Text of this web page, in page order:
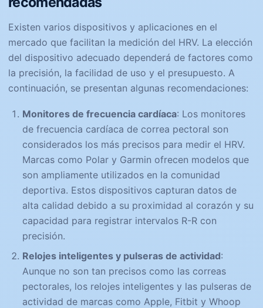
Existen varios dispositivos y aplicaciones en el
mercado que facilitan la medición del HRV. La elección
del dispositivo adecuado dependerá de factores como
la precisión, la facilidad de uso y el presupuesto. A
continuación, se presentan algunas recomendaciones:
Monitores de frecuencia cardíaca: Los monitores
de frecuencia cardíaca de correa pectoral son
considerados los más precisos para medir el HRV.
Marcas como Polar y Garmin ofrecen modelos que
son ampliamente utilizados en la comunidad
deportiva. Estos dispositivos capturan datos de
alta calidad debido a su proximidad al corazón y su
capacidad para registrar intervalos R-R con
precisión.
Relojes inteligentes y pulseras de actividad:
Aunque no son tan precisos como las correas
pectorales, los relojes inteligentes y las pulseras de
actividad de marcas como Apple, Fitbit y Whoop